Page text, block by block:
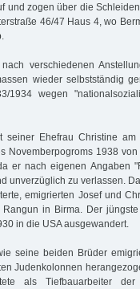
und zogen über die
46/47 Haus 4, wo
verschiedenen
wieder selbstständig
1934 wegen
seiner Ehefrau Christine
Novemberpogroms 1938
er nach eigenen Angaben
unverzüglich zu verlassen.
emigrierten Josef und
in Birma. Der
in die USA ausgewandert.
seine beiden Brüder
Judenkolonnen
als Tiefbauarbeiter